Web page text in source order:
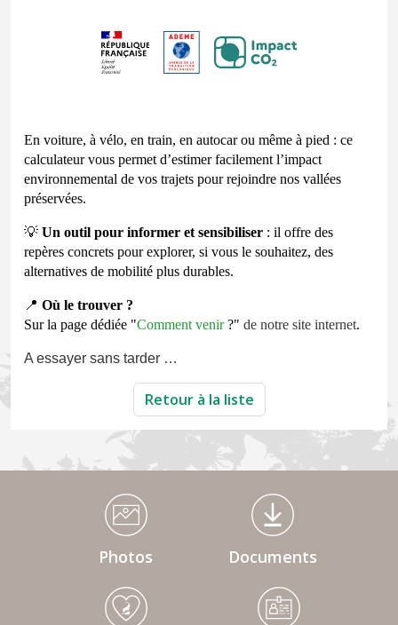
En voiture, à vélo, en train, en autocar ou même à pied : ce
calculateur vous permet d’estimer facilement l’impact
environnemental de vos trajets pour rejoindre nos vallées
préservées.
💡 Un outil pour informer et sensibiliser : il offre des
repères concrets pour explorer, si vous le souhaitez, des
alternatives de mobilité plus durables.
📍 Où le trouver ?
Sur la page dédiée "Comment venir ?" de notre site internet.
A essayer sans tarder …
Retour à la liste
Médiathèque Footer
Photos Documents